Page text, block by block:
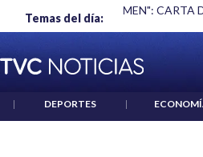
Temas del día:
CORAL ABELARDO DE LA
| DEPORTES |